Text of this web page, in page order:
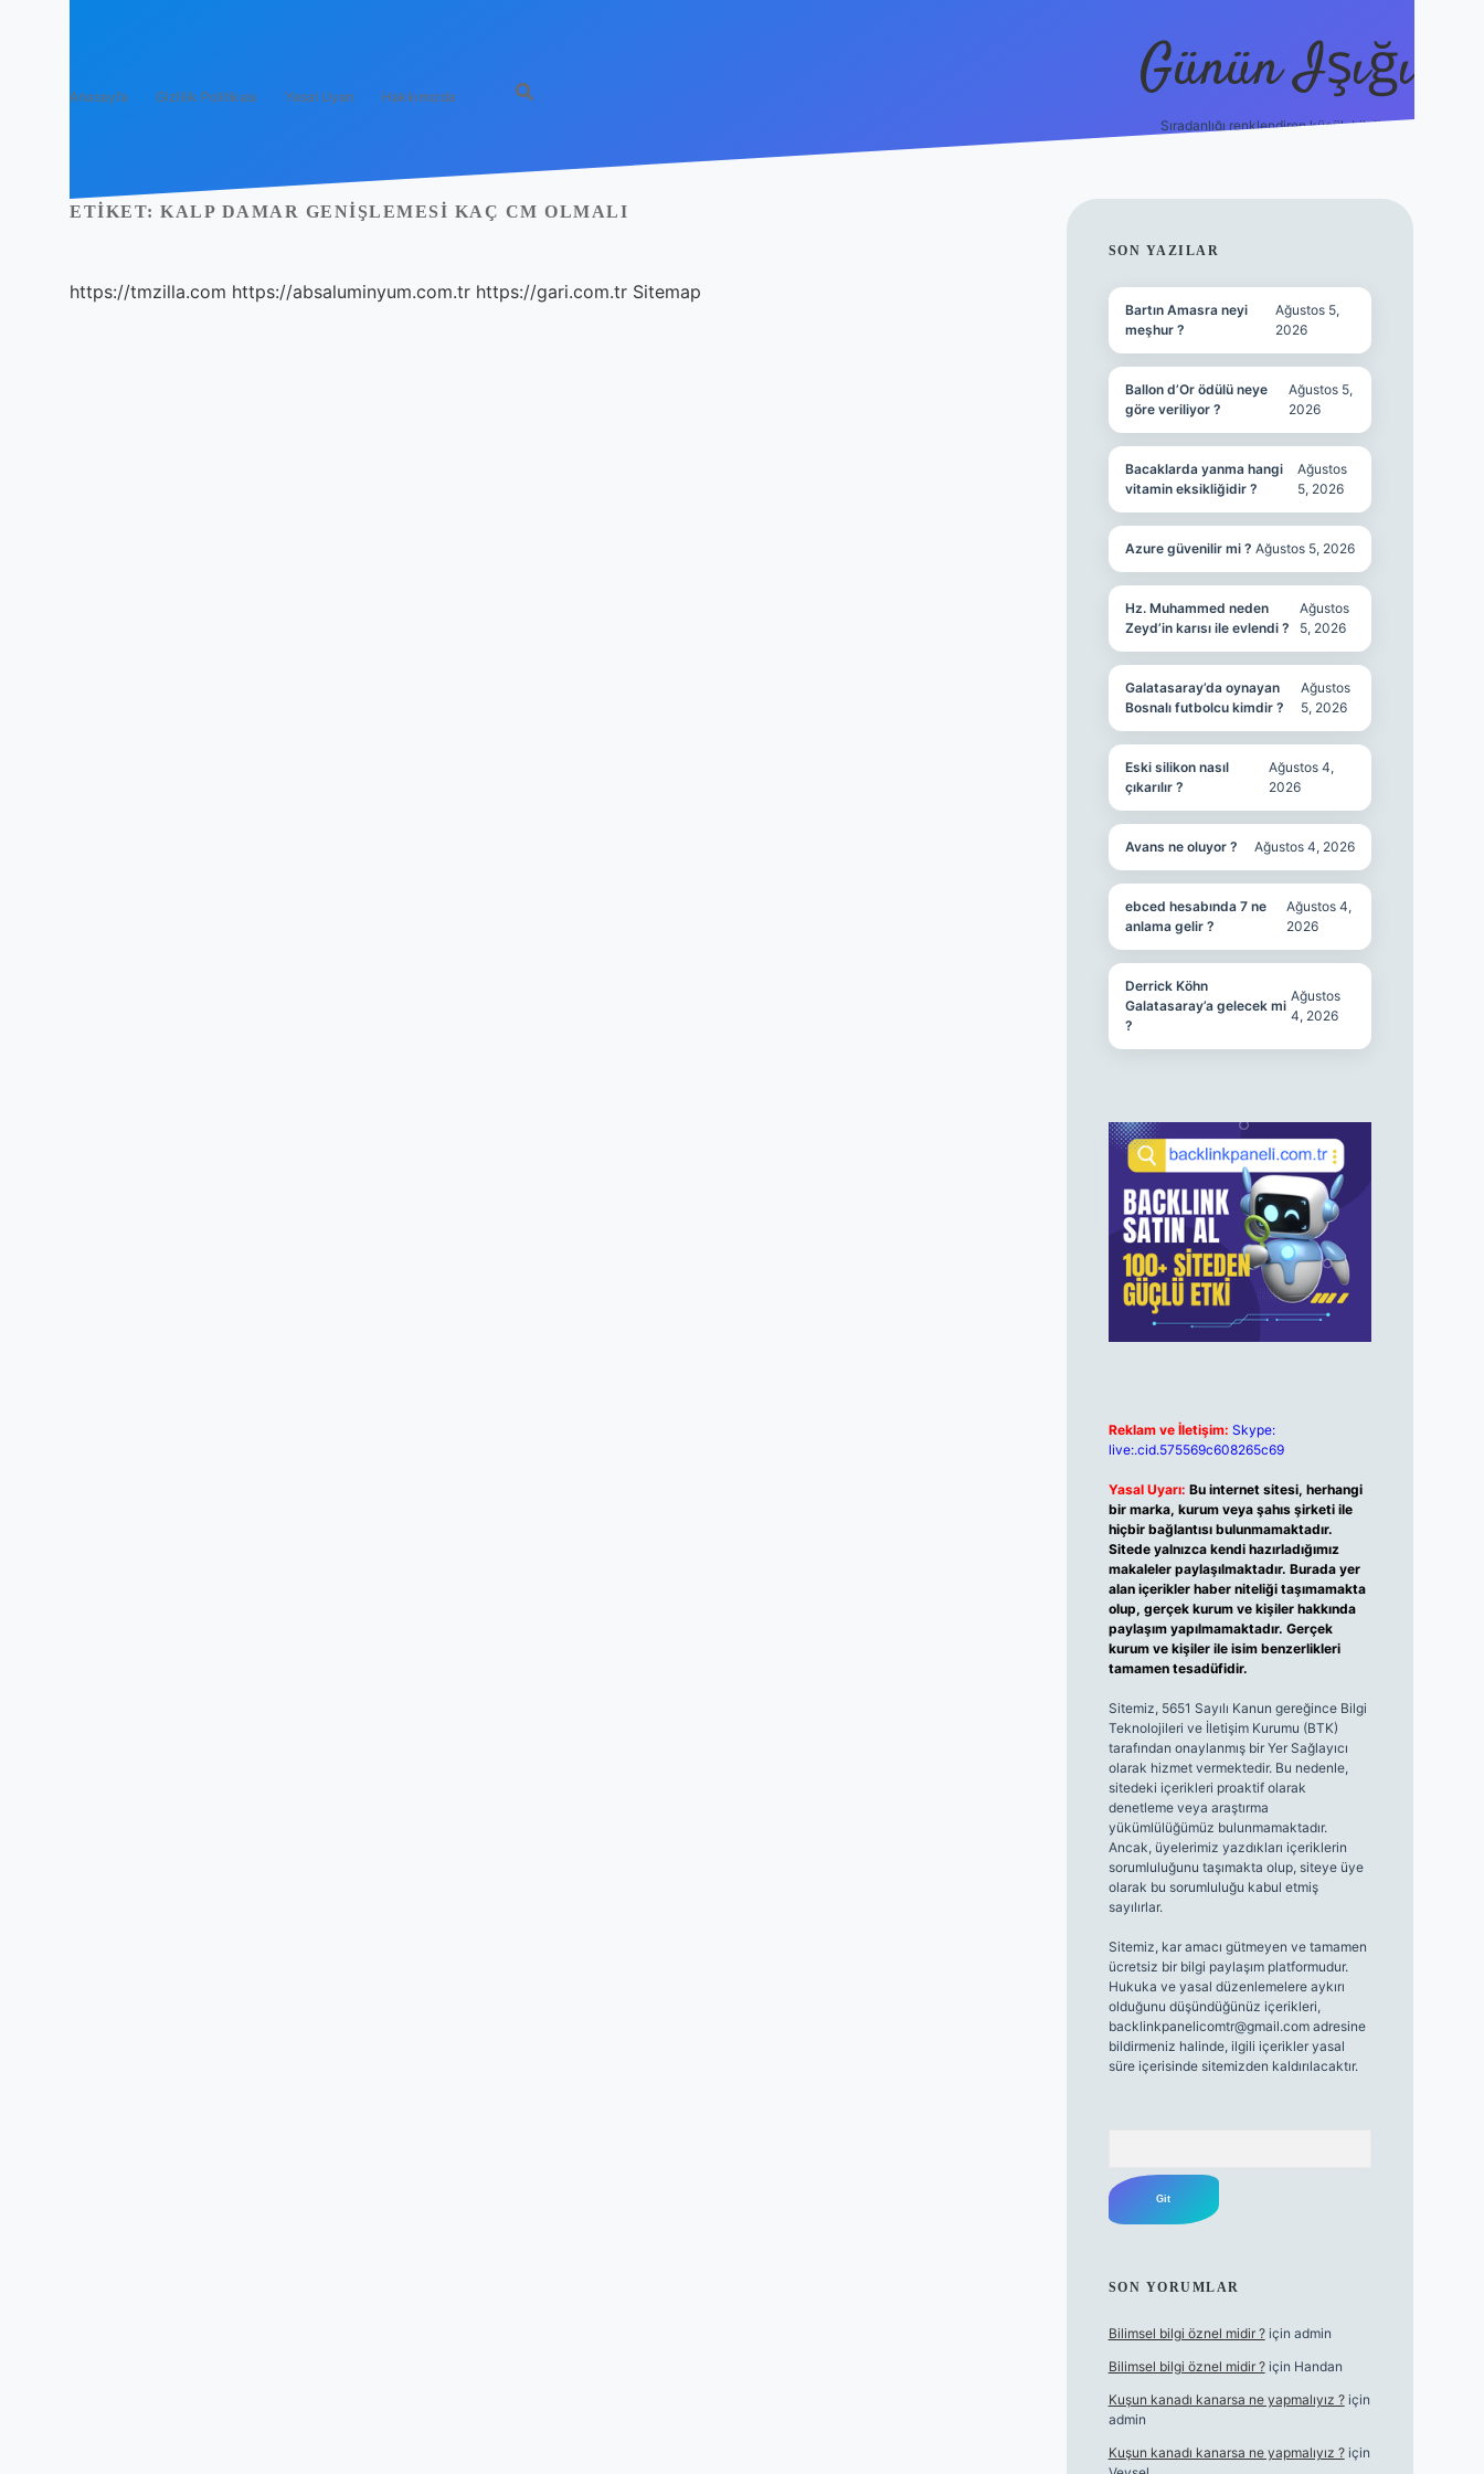
Anasayfa Gizlilik Politikası Yasal Uyarı Hakkımızda Günün Işığı
Sıradanlığı renklendiren küçük bilgiler.
ETIKET: KALP DAMAR GENIŞLEMESI KAÇ CM OLMALI
https://tmzilla.com https://absaluminyum.com.tr https://gari.com.tr Sitemap
SIDEBAR
SON YAZILAR
Bartın Amasra neyi
meşhur ?
Ağustos 5,
2026
Ballon d’Or ödülü neye
göre veriliyor ?
Ağustos 5,
2026
Bacaklarda yanma hangi
vitamin eksikliğidir ?
Ağustos
5, 2026
Azure güvenilir mi ? Ağustos 5, 2026
Hz. Muhammed neden
Zeyd’in karısı ile evlendi ?
Ağustos
5, 2026
Galatasaray’da oynayan
Bosnalı futbolcu kimdir ?
Ağustos
5, 2026
Eski silikon nasıl
çıkarılır ?
Ağustos 4,
2026
Avans ne oluyor ? Ağustos 4, 2026
ebced hesabında 7 ne
anlama gelir ?
Ağustos 4,
2026
Derrick Köhn
Galatasaray’a gelecek mi
?
Ağustos
4, 2026
Reklam ve İletişim: Skype:
live:.cid.575569c608265c69
Yasal Uyarı: Bu internet sitesi, herhangi
bir marka, kurum veya şahıs şirketi ile
hiçbir bağlantısı bulunmamaktadır.
Sitede yalnızca kendi hazırladığımız
makaleler paylaşılmaktadır. Burada yer
alan içerikler haber niteliği taşımamakta
olup, gerçek kurum ve kişiler hakkında
paylaşım yapılmamaktadır. Gerçek
kurum ve kişiler ile isim benzerlikleri
tamamen tesadüfidir.
Sitemiz, 5651 Sayılı Kanun gereğince Bilgi
Teknolojileri ve İletişim Kurumu (BTK)
tarafından onaylanmış bir Yer Sağlayıcı
olarak hizmet vermektedir. Bu nedenle,
sitedeki içerikleri proaktif olarak
denetleme veya araştırma
yükümlülüğümüz bulunmamaktadır.
Ancak, üyelerimiz yazdıkları içeriklerin
sorumluluğunu taşımakta olup, siteye üye
olarak bu sorumluluğu kabul etmiş
sayılırlar.
Sitemiz, kar amacı gütmeyen ve tamamen
ücretsiz bir bilgi paylaşım platformudur.
Hukuka ve yasal düzenlemelere aykırı
olduğunu düşündüğünüz içerikleri,
backlinkpanelicomtr@gmail.comadresine
bildirmeniz halinde, ilgili içerikler yasal
süre içerisinde sitemizden kaldırılacaktır.
SON YORUMLAR
Bilimsel bilgi öznel midir ?için admin
Bilimsel bilgi öznel midir ?için Handan
Kuşun kanadı kanarsa ne yapmalıyız ?için
admin
Kuşun kanadı kanarsa ne yapmalıyız ?için
grand opera bet